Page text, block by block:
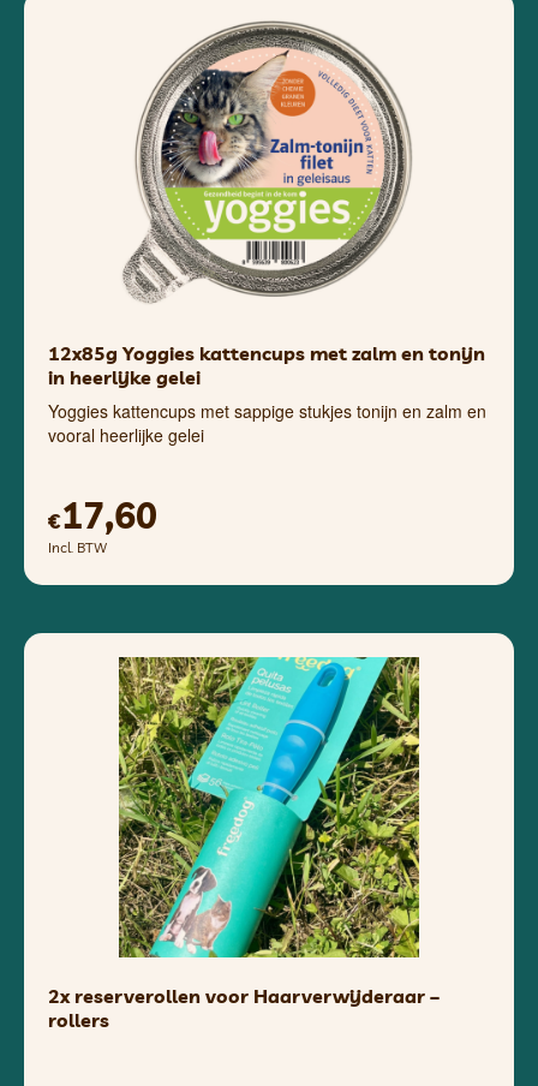
12x85g Yoggies kattencups met zalm en tonijn
in heerlijke gelei
Yoggies kattencups met sappige stukjes tonijn en zalm en
vooral heerlijke gelei
€17,60
Incl. BTW
2x reserverollen voor Haarverwijderaar –
rollers